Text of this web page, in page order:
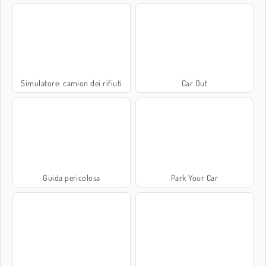
Simulatore: camion dei rifiuti Car Out
Guida pericolosa Park Your Car